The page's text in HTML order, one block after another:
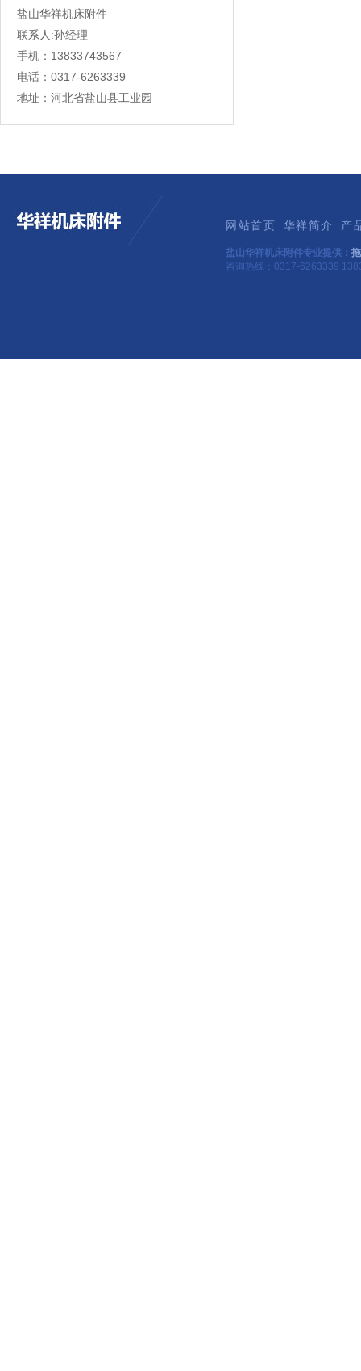
盐山华祥机床附件
联系人:孙经理
手机：13833743567
电话：0317-6263339
地址：河北省盐山县工业园
网站首页 华祥简介 产
盐山华祥机床附件专业提供：
咨询热线：0317-6263339